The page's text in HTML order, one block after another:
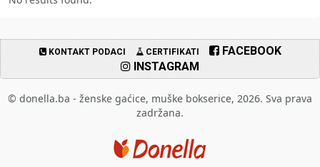
KONTAKT PODACI CERTIFIKATI
FACEBOOK
INSTAGRAM
© donella.ba - ženske gaćice, muške bokserice, 2026. Sva prava
zadržana.